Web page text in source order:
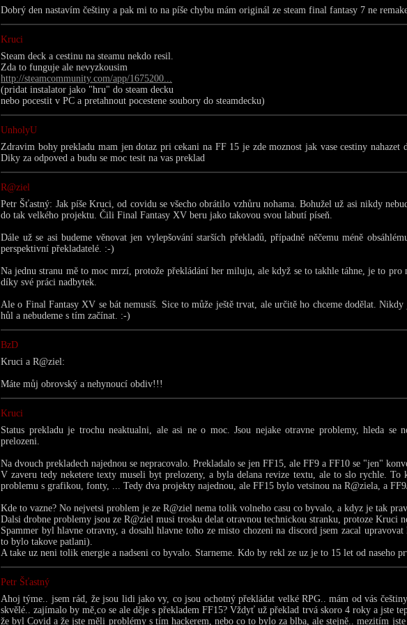
Dobrý den nastavím češtiny a pak mi to na píše chybu mám originál ze steam final fantasy 7 ne
Kruci
Steam deck a cestinu na steamu nekdo resil.
Zda to funguje ale nevyzkousim
http://steamcommunity.com/app/1675200...
(pridat instalator jako "hru" do steam decku
nebo pocestit v PC a pretahnout pocestene soubory do steamdecku)
UnholyU
Zdravim bohy prekladu mam jen dotaz pri cekani na FF 15 je zde moznost jak vase cestiny nahazet
Diky za odpoved a budu se moc tesit na vas preklad
R@ziel
Petr Šťastný: Jak píše Kruci, od covidu se všecho obrátilo vzhůru nohama. Bohužel už asi nikdy
do tak velkého projektu. Čili Final Fantasy XV beru jako takovou svou labutí píseň.
Dále už se asi budeme věnovat jen vylepšování starších překladů, případně něčemu méně
perspektivní překladatelé. :-)
Na jednu stranu mě to moc mrzí, protože překládání her miluju, ale když se to takhle táhne, je to pro
díky své práci nadbytek.
Ale o Final Fantasy XV se bát nemusíš. Sice to může ještě trvat, ale určitě ho chceme dodělat.
hůl a nebudeme s tím začínat. :-)
BzD
Kruci a R@ziel:
Máte můj obrovský a nehynoucí obdiv!!!
Kruci
Status prekladu je trochu neaktualni, ale asi ne o moc. Jsou nejake otravne problemy, hleda se
prelozeni.
Na dvouch prekladech najednou se nepracovalo. Prekladalo se jen FF15, ale FF9 a FF10 se "jen"
V zaveru tedy neketere texty museli byt prelozeny, a byla delana revize textu, ale to slo rychle. To
problemu s grafikou, fonty, ... Tedy dva projekty najednou, ale FF15 bylo vetsinou na R@ziela, a
Kde to vazne? No nejvetsi problem je ze R@ziel nema tolik volneho casu co byvalo, a kdyz je tak
Dalsi drobne problemy jsou ze R@ziel musi trosku delat otravnou technickou stranku, protoze Kruci
Spammer byl hlavne otravny, a dosahl hlavne toho ze misto chozeni na discord jsem zacal
to bylo takove patlani).
A take uz neni tolik energie a nadseni co byvalo. Starneme. Kdo by rekl ze uz je to 15 let od naseho
Petr Šťastný
Ahoj týme.. jsem rád, že jsou lidi jako vy, co jsou ochotný překládat velké RPG.. mám od vás
skvělé.. zajímalo by mě,co se ale děje s překladem FF15? Vždyť už překlad trvá skoro 4 roky a jste
že byl Covid a že jste měli problémy s tím hackerem, nebo co to bylo za blba, ale stejně.. mezitím